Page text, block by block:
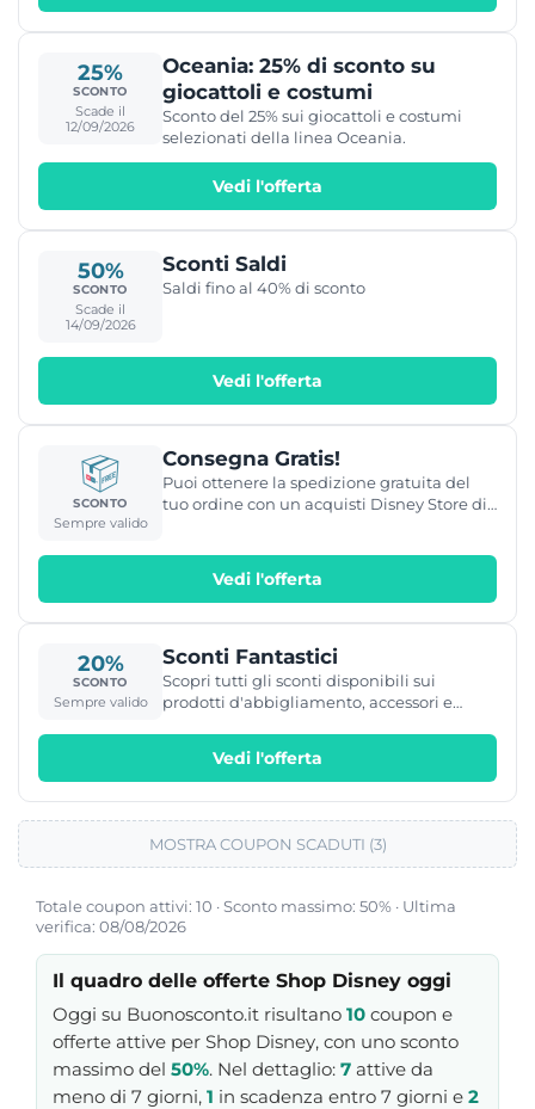
Totale coupon attivi: 10 · Sconto massimo: 50% · Ultima
verifica: 08/08/2026
Il quadro delle offerte Shop Disney oggi
Oggi su Buonosconto.it risultano 10 coupon e
offerte attive per Shop Disney, con uno sconto
massimo del 50%. Nel dettaglio: 7 attive da
meno di 7 giorni, 1 in scadenza entro 7 giorni e 2
25%
SCONTO
Scade il
12/09/2026
Oceania: 25% di sconto su
giocattoli e costumi
Sconto del 25% sui giocattoli e costumi
selezionati della linea Oceania.
Vedi l'offerta
50%
SCONTO
Scade il
14/09/2026
Sconti Saldi
Saldi fino al 40% di sconto
Vedi l'offerta
SCONTO
Sempre valido
Consegna Gratis!
Puoi ottenere la spedizione gratuita del
tuo ordine con un acquisti Disney Store di
Vedi l'offerta
20%
SCONTO
Sempre valido
Sconti Fantastici
Scopri tutti gli sconti disponibili sui
prodotti d'abbigliamento, accessori e
Vedi l'offerta
MOSTRA COUPON SCADUTI (3)